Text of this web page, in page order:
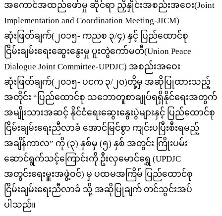
အကောင်အထည်ဖော်မှု ဆိုင်ရာ ညှိနှိုင်းအစည်းအဝေး(Joint
Implementation and Coordination Meeting-JICM)
ဆုံးဖြတ်ချက်(၂၀၁၅- ကညစ ၃/၄) နှင့် ပြည်ထောင်စု
ငြိမ်းချမ်းရေးဆွေးနွေးမှု ပူးတွဲကော်မတီ(Union Peace
Dialogue Joint Committee-UPDJC) အစည်းအဝေး
ဆုံးဖြတ်ချက်(၂၀၁၅- ပငက ၃/၂၀)တို့မှ အဆိုပြုထားသည့်
အတိုင်း “ ပြည်ထောင်စု သဘောတူစာချုပ်ရရှိနိုင်ရေးအတွက်
အမျိုးသားအဆင့် နိုင်ငံရေးဆွေးနွေးပွဲများနှင့် ပြည်‌ထောင်စု
ငြိမ်းချမ်းရေးညီလာခံ အောင်မြင်စွာ ကျင်းပပြီးစီးရမည့်
အချိန်ကာလ” ကို (၃) နှစ်မှ (၅) နှစ် အတွင်း ကြိုးပမ်း
ဆောင်ရွက်သင့်ကြောင်းကို ဦးလှမောင်ရွှေ (UPDJC
အတွင်းရေးမှူးအဖွဲ့ဝင်) မှ ပထမအကြိမ် ပြည်ထောင်စု
ငြိမ်းချမ်းရေးညီလာခံ သို့ အဆိုပြုချက် တင်သွင်းအပ်
ပါသည်။